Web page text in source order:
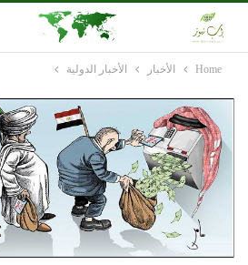
Home الأخبار الأخبار الدولية